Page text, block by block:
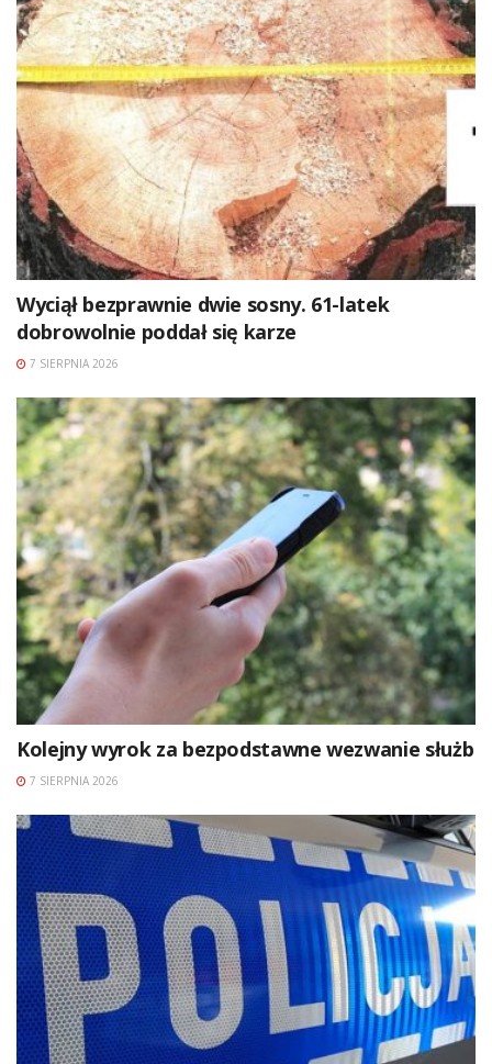
Wyciął bezprawnie dwie sosny. 61-latek
dobrowolnie poddał się karze
7 SIERPNIA 2026
Kolejny wyrok za bezpodstawne wezwanie służb
7 SIERPNIA 2026